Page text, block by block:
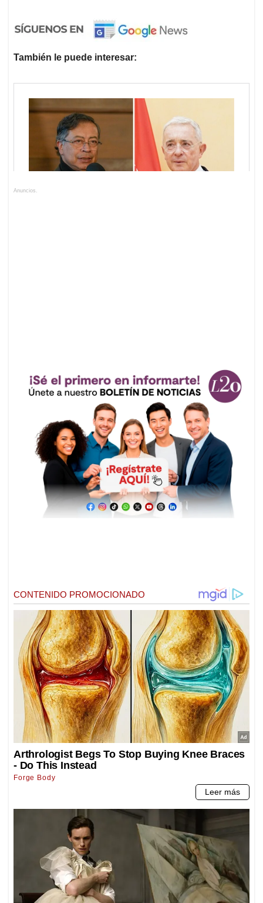
También le puede interesar:
Anuncios.